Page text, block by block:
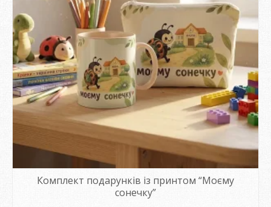
Комплект подарунків із принтом “Моєму
сонечку”